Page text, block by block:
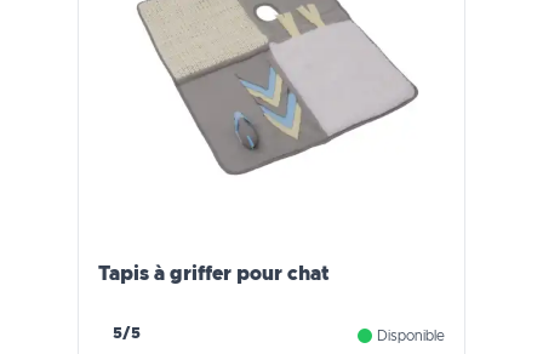
Tapis à griffer pour chat
5/5 Disponible